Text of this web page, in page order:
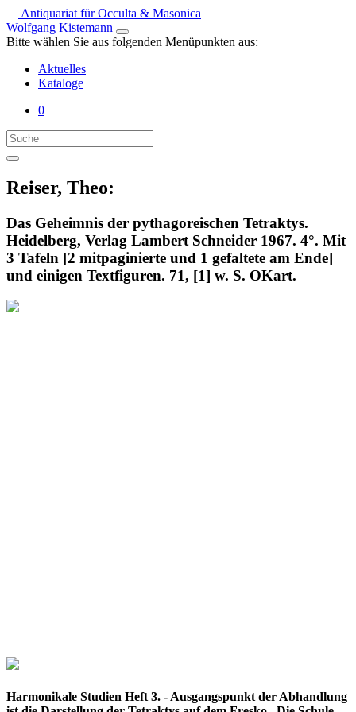
Antiquariat für Occulta & Masonica
Wolfgang Kistemann
Bitte wählen Sie aus folgenden Menüpunkten aus:
Aktuelles
Kataloge
0
Reiser, Theo:
Das Geheimnis der pythagoreischen Tetraktys.
Heidelberg, Verlag Lambert Schneider 1967. 4°. Mit
3 Tafeln [2 mitpaginierte und 1 gefaltete am Ende]
und einigen Textfiguren. 71, [1] w. S. OKart.
Harmonikale Studien Heft 3. - Ausgangspunkt der Abhandlung